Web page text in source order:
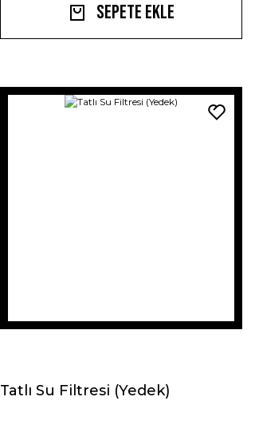
Sepete Ekle
Tatlı Su Filtresi (Yedek)